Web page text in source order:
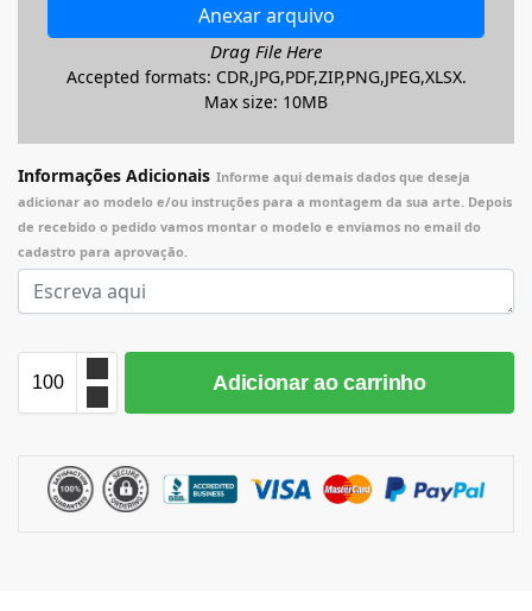
Anexar arquivo
Drag File Here
Accepted formats: CDR,JPG,PDF,ZIP,PNG,JPEG,XLSX.
Max size: 10MB
Informações Adicionais Informe aqui demais dados que deseja
adicionar ao modelo e/ou instruções para a montagem da sua arte. Depois
de recebido o pedido vamos montar o modelo e enviamos no email do
cadastro para aprovação.
Adicionar ao carrinho